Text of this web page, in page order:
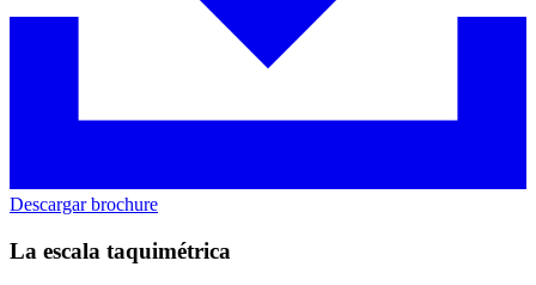
Descargar brochure
La escala taquimétrica